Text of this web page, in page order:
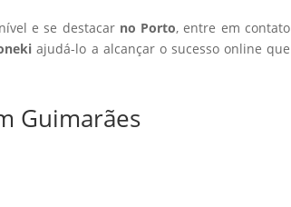
e se destacar no Porto, entre em contato
ajudá-lo a alcançar o sucesso online que
Guimarães